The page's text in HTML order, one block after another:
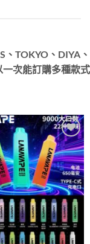
、TOKYO、DIYA、
次能訂購多種款式
Add to
wishlist